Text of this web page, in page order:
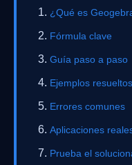
¿Qué es
Fórmula clave
Guía paso a paso
Ejemplos resueltos
Errores comunes
Aplicaciones
Prueba el